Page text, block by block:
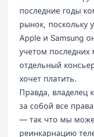
последние годы
рынок, поскольку
Apple и Samsung
учетом последних
отдельный
хочет платить.
Правда, владелец
за собой все
— так что мы
реинкарнацию